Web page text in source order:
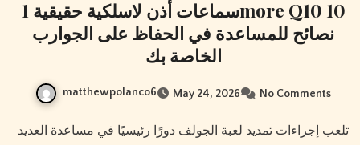
سماعات أذن لاسلكية حقيقية 1more Q10 10
نصائح للمساعدة في الحفاظ على الجوارب
الخاصة بك
matthewpolanco6 May 24, 2026 No Comments
تلعب إجراءات تمديد لعبة الجولف دورًا رئيسيًا في مساعدة العديد